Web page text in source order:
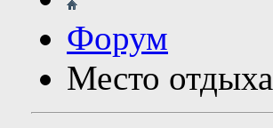
Форум
Место отдыха